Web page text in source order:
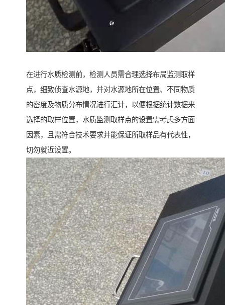
在进行水质检测前，检测人员需合理选择布局监测取样
点，细致侦查水源地，并对水源地所在位置、不同物质
的密度及物质分布情况进行汇计，以便根据统计数据来
选择的取样位置，水质监测取样点的设置需考虑多方面
因素，且需符合技术要求并能保证所取样品有代表性，
切勿就近设置。